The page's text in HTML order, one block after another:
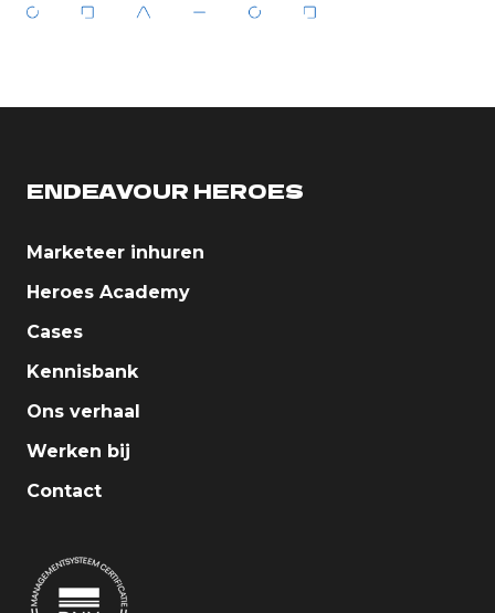
ENDEAVOUR HEROES
Marketeer inhuren
Heroes Academy
Cases
Kennisbank
Ons verhaal
Werken bij
Contact